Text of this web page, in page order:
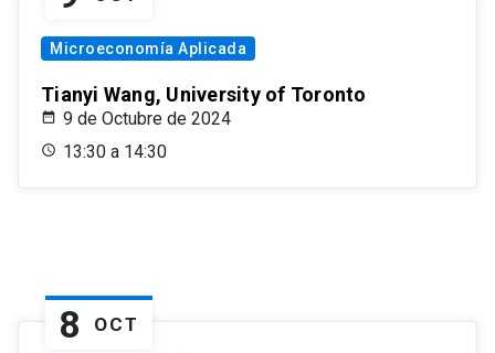
Microeconomía Aplicada
Tianyi Wang, University of Toronto
9 de Octubre de 2024
13:30 a 14:30
8 OCT